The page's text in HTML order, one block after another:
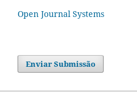
Open Journal Systems
Enviar Submissão